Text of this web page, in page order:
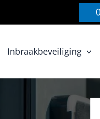
Inbraakbeveiliging